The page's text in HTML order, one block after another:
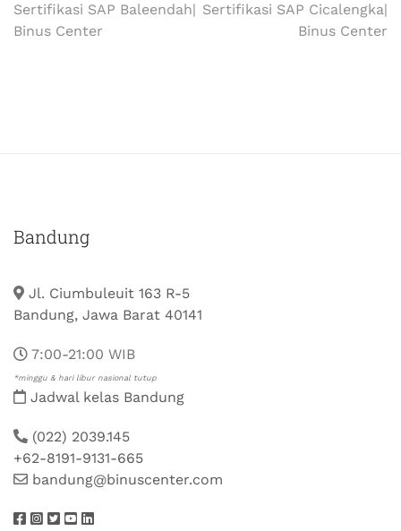
Sertifikasi SAP Baleendah|
Binus Center
Sertifikasi SAP Cicalengka|
Binus Center
Bandung
Jl. Ciumbuleuit 163 R-5
Bandung, Jawa Barat 40141
7:00-21:00 WIB
*minggu & hari libur nasional tutup
Jadwal kelas Bandung
(022) 2039.145
+62-8191-9131-665
bandung@binuscenter.com